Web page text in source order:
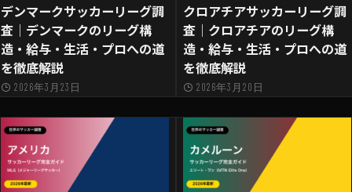
デンマークサッカーリーグ調
査｜デンマークのリーグ構
造・給与・生活・プロへの道
を徹底解説
2026年3月23日
クロアチアサッカーリーグ調
査｜クロアチアのリーグ構
造・給与・生活・プロへの道
を徹底解説
2026年3月20日